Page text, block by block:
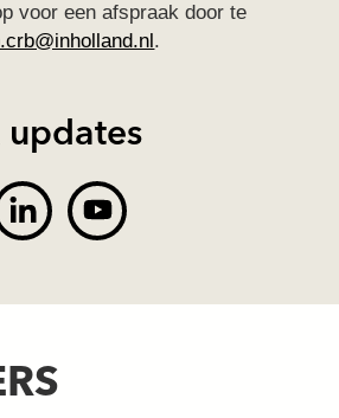
voor een afspraak door te
.
updates